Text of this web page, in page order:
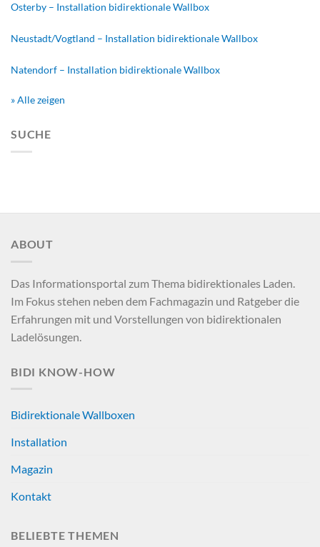
Osterby – Installation bidirektionale Wallbox
Neustadt/Vogtland – Installation bidirektionale Wallbox
Natendorf – Installation bidirektionale Wallbox
» Alle zeigen
SUCHE
ABOUT
Das Informationsportal zum Thema bidirektionales Laden.
Im Fokus stehen neben dem Fachmagazin und Ratgeber die
Erfahrungen mit und Vorstellungen von bidirektionalen
Ladelösungen.
BIDI KNOW-HOW
Bidirektionale Wallboxen
Installation
Magazin
Kontakt
BELIEBTE THEMEN